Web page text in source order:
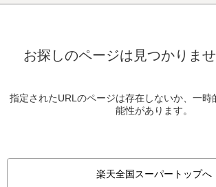
お探しのページは見つかりませ
指定されたURLのページは存在しないか、一時
能性があります。
楽天全国スーパートップへ